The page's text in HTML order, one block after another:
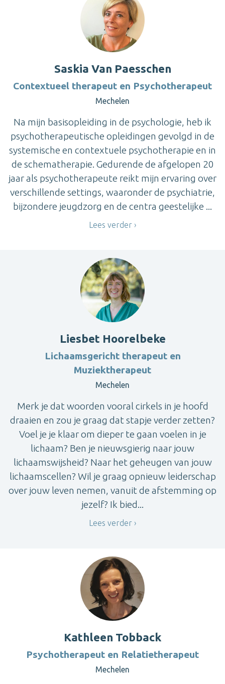
Saskia Van Paesschen
Contextueel therapeut en Psychotherapeut
Mechelen
Na mijn basisopleiding in de psychologie, heb ik
psychotherapeutische opleidingen gevolgd in de
systemische en contextuele psychotherapie en in
de schematherapie. Gedurende de afgelopen 20
jaar als psychotherapeute reikt mijn ervaring over
verschillende settings, waaronder de psychiatrie,
bijzondere jeugdzorg en de centra geestelijke ...
Lees verder
Liesbet Hoorelbeke
Lichaamsgericht therapeut en
Muziektherapeut
Mechelen
Merk je dat woorden vooral cirkels in je hoofd
draaien en zou je graag dat stapje verder zetten?
Voel je je klaar om dieper te gaan voelen in je
lichaam? Ben je nieuwsgierig naar jouw
lichaamswijsheid? Naar het geheugen van jouw
lichaamscellen? Wil je graag opnieuw leiderschap
over jouw leven nemen, vanuit de afstemming op
jezelf? Ik bied...
Lees verder
Kathleen Tobback
Psychotherapeut en Relatietherapeut
Mechelen